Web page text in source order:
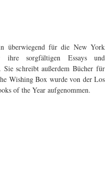
überwiegend für die New York
sorgfältigen Essays und
Sie schreibt außerdem Bücher für
Wishing Box wurde von der Los
of the Year aufgenommen.